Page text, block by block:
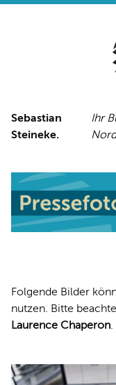
Sebastian
Steineke.
Ihr
Folgende Bilder
nutzen. Bitte
Laurence Chaperon.